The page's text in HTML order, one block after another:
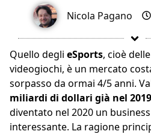
Nicola Pagano
Quello degli eSports, cioè
videogiochi, è un mercato
sorpasso da ormai 4/5 anni.
miliardi di dollari già nel 2019
diventato nel 2020 un
interessante. La ragione